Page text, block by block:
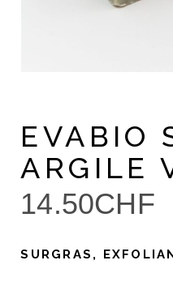
EVABIO
ARGILE
14.50CHF
SURGRAS,